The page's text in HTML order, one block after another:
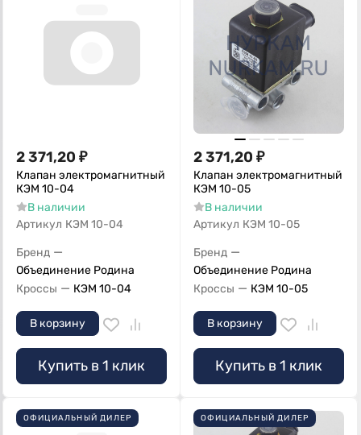
2 371,20 ₽
Клапан электромагнитный
КЭМ 10-04
В наличии
Артикул КЭМ 10-04
Бренд —
Объединение Родина
Кроссы — КЭМ 10-04
В корзину
Купить в 1 клик
2 371,20 ₽
Клапан электромагнитный
КЭМ 10-05
В наличии
Артикул КЭМ 10-05
Бренд —
Объединение Родина
Кроссы — КЭМ 10-05
В корзину
Купить в 1 клик
ОФИЦИАЛЬНЫЙ ДИЛЕР ОФИЦИАЛЬНЫЙ ДИЛЕР